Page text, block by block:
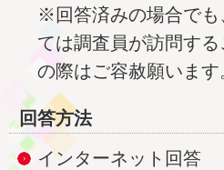
※回答済みの場合でも
ては調査員が訪問す
の際はご容赦願います
回答方法
インターネット回答